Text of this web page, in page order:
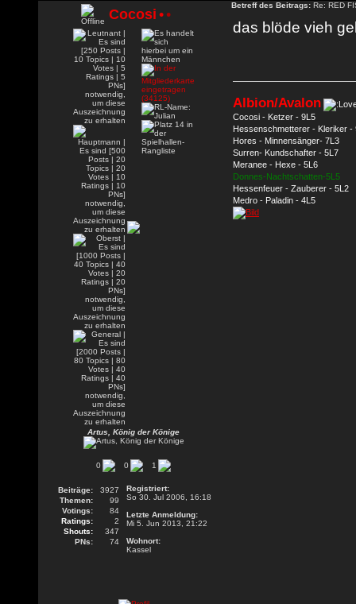
Cocosi ••
Artus, König der Könige
0 0 1
Beiträge:
3927
Themen:
99
Votings:
84
Ratings:
2
Shouts:
347
PNs:
74
Registriert:
So 30. Jul 2006, 16:18
Letzte Anmeldung:
Mi 5. Jun 2013, 21:22
Wohnort:
Kassel
Betreff des Beitrags: Re: RED
das blöde vieh
Albion/Avalon
Cocosi - Ketzer - 9L5
Hessenschmetterer - Kleriker -
Hores - Minnensänger- 7L3
Surren- Kundschafter - 5L7
Meranee - Hexe - 5L6
Donnes-Nachtschatten-5L5
Hessenfeuer - Zauberer - 5L2
Medro - Paladin - 4L5